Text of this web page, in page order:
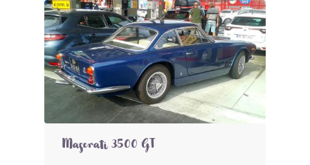
Maserati 3500 GT